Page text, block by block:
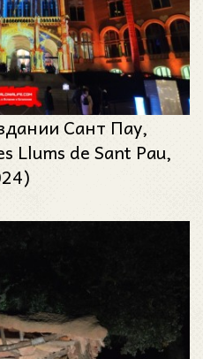
Сант Пау,
Llums de Sant Pau,